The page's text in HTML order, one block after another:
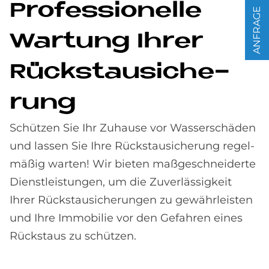
Pro­fes­sio­nel­le
War­tung Ih­rer
Rück­stau­si­che­
rung
Schüt­zen Sie Ihr Zu­hau­se vor Was­ser­schä­den
und las­sen Sie Ihre Rück­stau­si­che­rung re­gel­
mä­ßig war­ten! Wir bieten maßgeschneiderte
Dienstleistungen, um die Zuverlässigkeit
Ihrer Rückstausicherungen zu gewährleisten
und Ihre Immobilie vor den Gefahren eines
Rückstaus zu schützen.
ANFRAGE